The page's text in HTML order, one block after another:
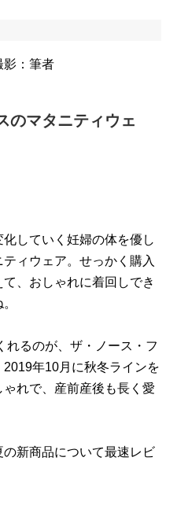
影：筆者
のマタニティウェ
していく妊婦の体を優し
ィウェア。せっかく購入
、おしゃれに着回しでき
れるのが、ザ・ノース・フ
年10月に秋冬ラインを
れで、産前産後も長く愛
新商品について最速レビ